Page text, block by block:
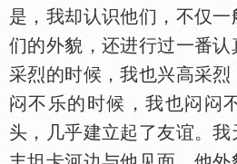
是，我却认识他们，不仅
们的外貌，还进行过一番
采烈的时候，我也兴高采
闷不乐的时候，我也闷闷
头，几乎建立起了友谊。